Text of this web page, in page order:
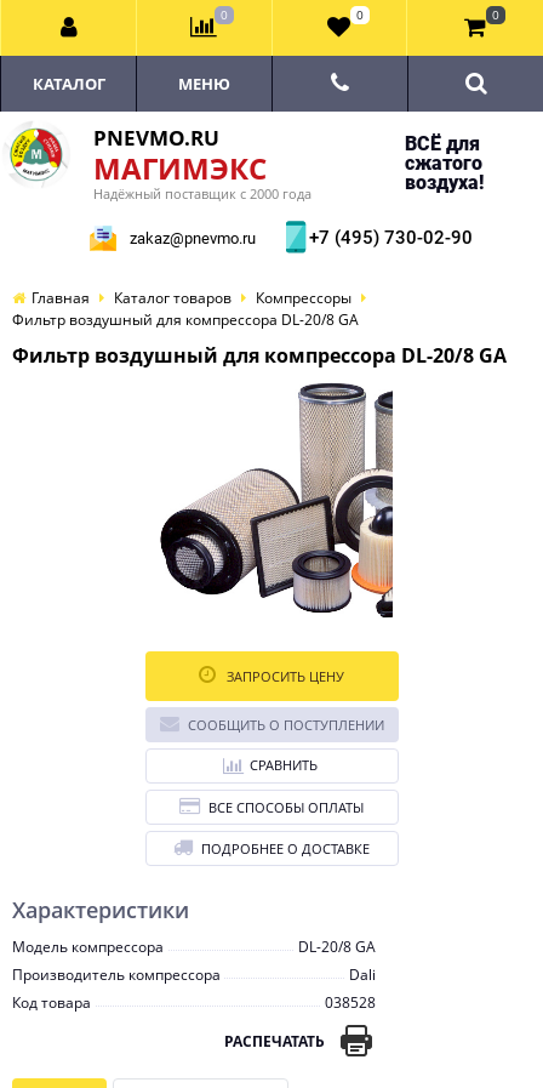
PNEVMO.RU
МАГИМЭКС
Надёжный поставщик с 2000 года
ВСЁ для
сжатого
воздуха!
zakaz@pnevmo.ru +7 (495) 730-02-90
КАТАЛОГ МЕНЮ
Главная Каталог товаров
Компрессоры
Фильтр воздушный для компрессора DL-20/8 GA
Фильтр воздушный для компрессора DL-20/8 GA
Характеристики
Модель компрессора
DL-20/8 GA
Производитель компрессора
Dali
Код товара
038528
РАСПЕЧАТАТЬ
ЗАПРОСИТЬ ЦЕНУ
СООБЩИТЬ О ПОСТУПЛЕНИИ
СРАВНИТЬ
ВСЕ СПОСОБЫ ОПЛАТЫ
ПОДРОБНЕЕ О ДОСТАВКЕ
0 0 0